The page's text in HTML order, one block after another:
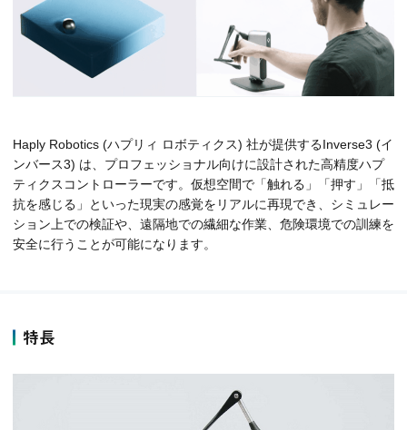
Haply Robotics (ハプリィ ロボティクス) 社が提供するInverse3 (イ
ンバース3) は、プロフェッショナル向けに設計された高精度ハプ
ティクスコントローラーです。仮想空間で「触れる」「押す」「抵
抗を感じる」といった現実の感覚をリアルに再現でき、シミュレー
ション上での検証や、遠隔地での繊細な作業、危険環境での訓練を
安全に行うことが可能になります。
特長